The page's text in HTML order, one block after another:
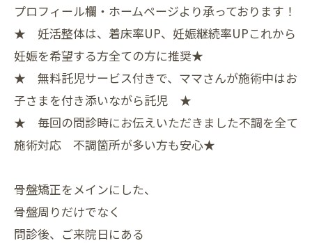
プロフィール欄・ホームページより承っております！
★ 妊活整体は、着床率UP、妊娠継続率UPこれから
妊娠を希望する方全ての方に推奨★
★ 無料託児サービス付きで、ママさんが施術中はお
子さまを付き添いながら託児 ★
★ 毎回の問診時にお伝えいただきました不調を全て
施術対応 不調箇所が多い方も安心★
骨盤矯正をメインにした、
骨盤周りだけでなく
問診後、ご来院日にある